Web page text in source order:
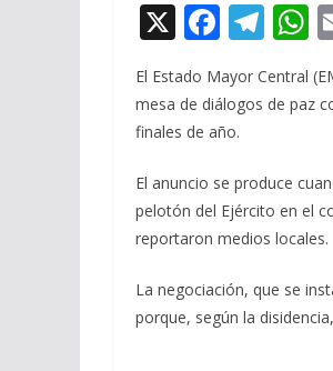
X F
e
b
o
k
T
e
gr
a
m p
p
El Estado Mayor Central
mesa de diálogos de paz
finales de año.
El anuncio se produce
pelotón del Ejército en el
reportaron medios locales.
La negociación, que se
porque, según la